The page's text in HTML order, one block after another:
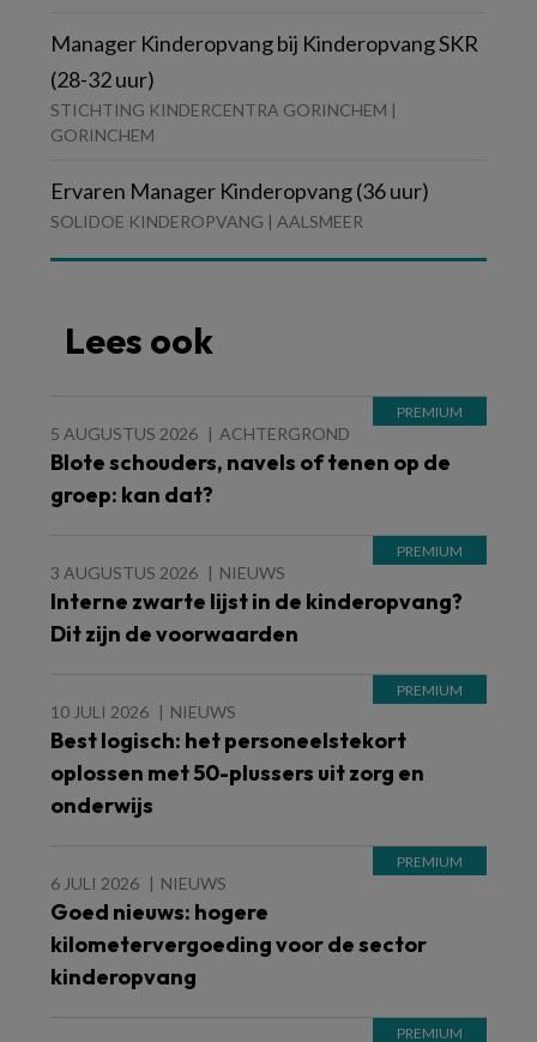
Manager Kinderopvang bij Kinderopvang SKR
(28-32 uur)
STICHTING KINDERCENTRA GORINCHEM |
GORINCHEM
Ervaren Manager Kinderopvang (36 uur)
SOLIDOE KINDEROPVANG | AALSMEER
Lees ook
5 AUGUSTUS 2026 ACHTERGROND
Blote schouders, navels of tenen op de
groep: kan dat?
3 AUGUSTUS 2026 NIEUWS
Interne zwarte lijst in de kinderopvang?
Dit zijn de voorwaarden
10 JULI 2026 NIEUWS
Best logisch: het personeelstekort
oplossen met 50-plussers uit zorg en
onderwijs
6 JULI 2026 NIEUWS
Goed nieuws: hogere
kilometervergoeding voor de sector
kinderopvang